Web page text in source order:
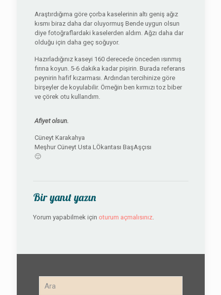
Araştırdığıma göre çorba kaselerinin altı geniş ağız
kısmı biraz daha dar oluyormuş Bende uygun olsun
diye fotoğraflardaki kaselerden aldım. Ağzı daha dar
olduğu için daha geç soğuyor.
Hazırladığınız kaseyi 160 derecede önceden ısınmış
fırına koyun. 5-6 dakika kadar pişirin. Burada referans
peynirin hafif kızarması. Ardından tercihinize göre
birşeyler de koyulabilir. Örneğin ben kırmızı toz biber
ve çörek otu kullandım.
Afiyet olsun.
Cüneyt Karakahya
Meşhur Cüneyt Usta LÖkantası BaşAşçısı
🙂
Bir yanıt yazın
Yorum yapabilmek için oturum açmalısınız.